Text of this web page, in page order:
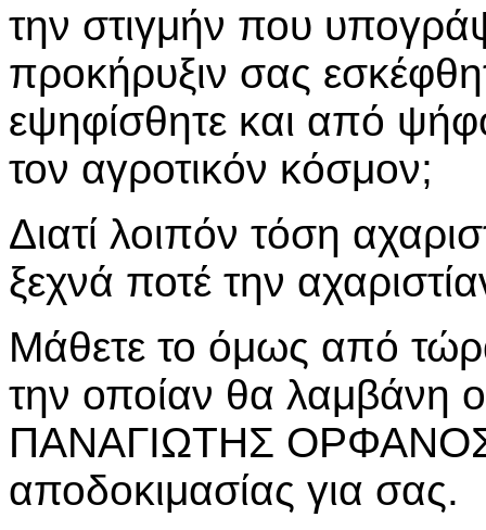
την στιγμήν που
προκήρυξιν σας
εψηφίσθητε και από
τον αγροτικόν κόσμον;
Διατί λοιπόν τόση
ξεχνά ποτέ την
Μάθετε το όμως από
την οποίαν θα λαμβάνη
ΠΑΝΑΓΙΩΤΗΣ ΟΡΦΑΝΟΣ
αποδοκιμασίας για σας.